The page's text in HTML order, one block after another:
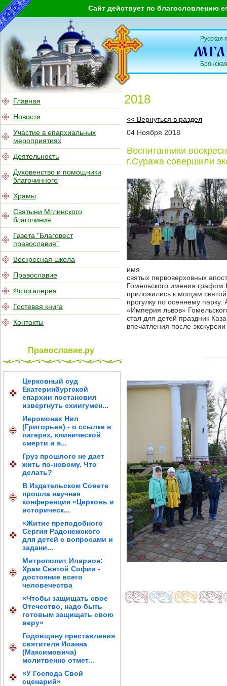
Сайт действует по благословлению
Главная
Новости
Участие в епархиальных
мероприятиях
Деятельность
Духовенство и помощники
благочинного
Храмы
Святыни Мглинского
благочиния
Газета "Благовест
православия"
Воскресная школа
Православие
Фотогалерея
Гостевая книга
Контакты
Православие.ру
Церковный суд
Екатеринбургской
епархии постановил
извергнуть схиигумен...
Иеромонах Нил
(Григорьев) - о ссылке в
лагерях, клинической
смерти и я...
Груз прошлого не дает
жить по-новому. Что
делать?
В Издательском Совете
прошла научная
конференция «Церковь и
историческ...
«Житие преподобного
Сергия Радонежского
для детей с вопросами и
задани...
Митрополит Иларион:
Храм Святой Софии -
достояние всего
человечества
«Чтобы защищать свое
Отечество, надо быть
готовым защищать свою
веру»
Годовщину преставления
святителя Иоанна
(Максимовича)
молитвенно отмет...
«У Господа Свой
сценарий»
Русская
2018
<< Вернуться в раздел
04 Ноября 2018
Воспитанники
г.Суража совершили
имя
святых первоверховных
Гомельского имения
приложились к мощам
прогулку по осеннему
«Империя львов»
стал для детей праздник
впечатления после